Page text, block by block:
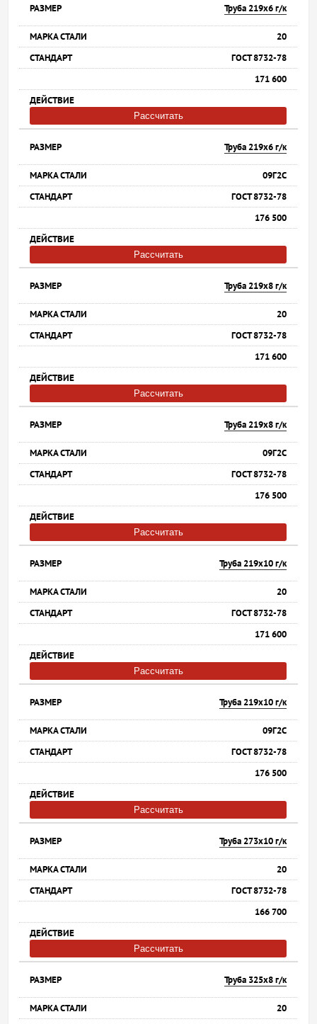
Труба 219х6 г/к
20
ГОСТ 8732-78
171 600
Рассчитать
Труба 219х6 г/к
09Г2С
ГОСТ 8732-78
176 500
Рассчитать
Труба 219х8 г/к
20
ГОСТ 8732-78
171 600
Рассчитать
Труба 219х8 г/к
09Г2С
ГОСТ 8732-78
176 500
Рассчитать
Труба 219х10 г/к
20
ГОСТ 8732-78
171 600
Рассчитать
Труба 219х10 г/к
09Г2С
ГОСТ 8732-78
176 500
Рассчитать
Труба 273х10 г/к
20
ГОСТ 8732-78
166 700
Рассчитать
Труба 325х8 г/к
20